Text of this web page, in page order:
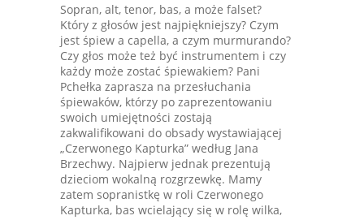
Sopran, alt, tenor, bas, a może falset?
Który z głosów jest najpiękniejszy? Czym
jest śpiew a capella, a czym murmurando?
Czy głos może też być instrumentem i czy
każdy może zostać śpiewakiem? Pani
Pchełka zaprasza na przesłuchania
śpiewaków, którzy po zaprezentowaniu
swoich umiejętności zostają
zakwalifikowani do obsady wystawiającej
„Czerwonego Kapturka” według Jana
Brzechwy. Najpierw jednak prezentują
dzieciom wokalną rozgrzewkę. Mamy
zatem sopranistkę w roli Czerwonego
Kapturka, bas wcielający się w rolę wilka,